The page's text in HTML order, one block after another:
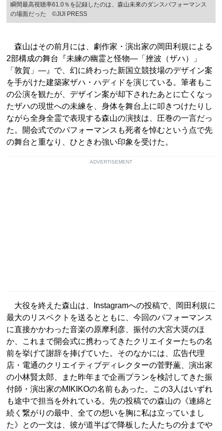
瞬間最高視聴率61.0％を記録したのは、森山未來のダンスパフォーマンス
の場面だった ©JIJI PRESS
森山はその前月には、劇作家・演出家の岡田利規による
2部構成の舞台『未練の幽霊と怪物―「挫波（ザハ）」
「敦賀」―』で、幻に終わった新国立競技場のデザイン案
を手がけた建築家ザハ・ハディドを演じている。筆者もこ
の公演を観たが、デザイン案が却下されたあとに亡くなっ
たザハの現世への未練を、身体を舞台上に叩きつけたりし
ながら全身全霊で表現する森山の演技は、圧巻の一言だっ
た。開会式でのパフォーマンスも死者を悼むという点で先
の舞台と重なり、ひときわ強い印象を受けた。
ADVERTISEMENT
大役を終えた森山は、Instagramへの投稿で、岡田利規に
最大のリスペクトを送るとともに、今回のパフォーマンス
に直接かかわった音楽の原摩利彦、振付の大宮大奨のほ
か、これまで開会式に携わってきたクリエイターたちの名
前を挙げて謝辞を捧げていた。そのなかには、広告代理
店・電通のクリエイティブディレクターの菅野薫、演出家
の小林賢太郎、また昨年まで企画プランを検討してきた振
付師・演出家のMIKIKOの名前もあった。この3人はいずれ
も途中で担当を外れている。先の投稿での森山の《連綿と
続く繋がりの最中、全ての想いを胸に私は立っていまし
た》との一文は、彼が道半ばで降板した人たちの分までや